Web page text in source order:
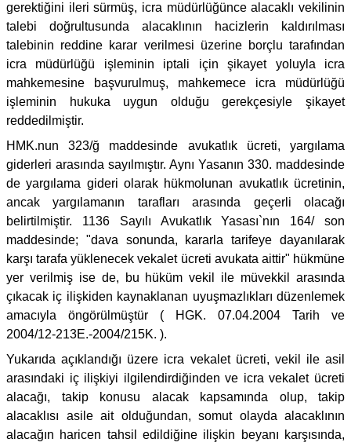
gerektiğini ileri sürmüş, icra müdürlüğünce alacaklı vekilinin
talebi doğrultusunda alacaklının hacizlerin kaldırılması
talebinin reddine karar verilmesi üzerine borçlu tarafından
icra müdürlüğü işleminin iptali için şikayet yoluyla icra
mahkemesine başvurulmuş, mahkemece icra müdürlüğü
işleminin hukuka uygun olduğu gerekçesiyle şikayet
reddedilmiştir.
HMK.nun 323/ğ maddesinde avukatlık ücreti, yargılama
giderleri arasında sayılmıştır. Aynı Yasanın 330. maddesinde
de yargılama gideri olarak hükmolunan avukatlık ücretinin,
ancak yargılamanın tarafları arasında geçerli olacağı
belirtilmiştir. 1136 Sayılı Avukatlık Yasası`nın 164/ son
maddesinde; "dava sonunda, kararla tarifeye dayanılarak
karşı tarafa yüklenecek vekalet ücreti avukata aittir" hükmüne
yer verilmiş ise de, bu hüküm vekil ile müvekkil arasında
çıkacak iç ilişkiden kaynaklanan uyuşmazlıkları düzenlemek
amacıyla öngörülmüştür ( HGK. 07.04.2004 Tarih ve
2004/12-213E.-2004/215K. ).
Yukarıda açıklandığı üzere icra vekalet ücreti, vekil ile asil
arasındaki iç ilişkiyi ilgilendirdiğinden ve icra vekalet ücreti
alacağı, takip konusu alacak kapsamında olup, takip
alacaklısı asile ait olduğundan, somut olayda alacaklının
alacağın haricen tahsil edildiğine ilişkin beyanı karşısında,